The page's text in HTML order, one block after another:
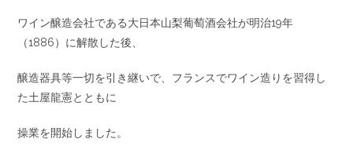
ワイン醸造会社である大日本山梨葡萄酒会社が明治19年
（1886）に解散した後、
醸造器具等一切を引き継いで、フランスでワイン造りを習得し
た土屋龍憲とともに
操業を開始しました。